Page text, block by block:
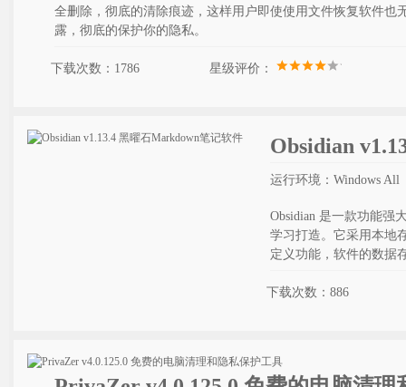
全删除，彻底的清除痕迹，这样用户即使使用文件恢复软件也
露，彻底的保护你的隐私。
下载次数：1786 星级评价：
Obsidian
运行环境：Windows All
Obsidian 是一款功能强
学习打造。它采用本地
定义功能，软件的数据
下载次数：886